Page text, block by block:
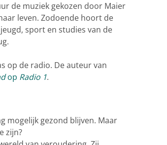
de muziek gekozen door Maier
leven. Zodoende hoort de
sport en studies van de
op de radio. De auteur van
op Radio 1.
mogelijk gezond blijven. Maar
zijn?